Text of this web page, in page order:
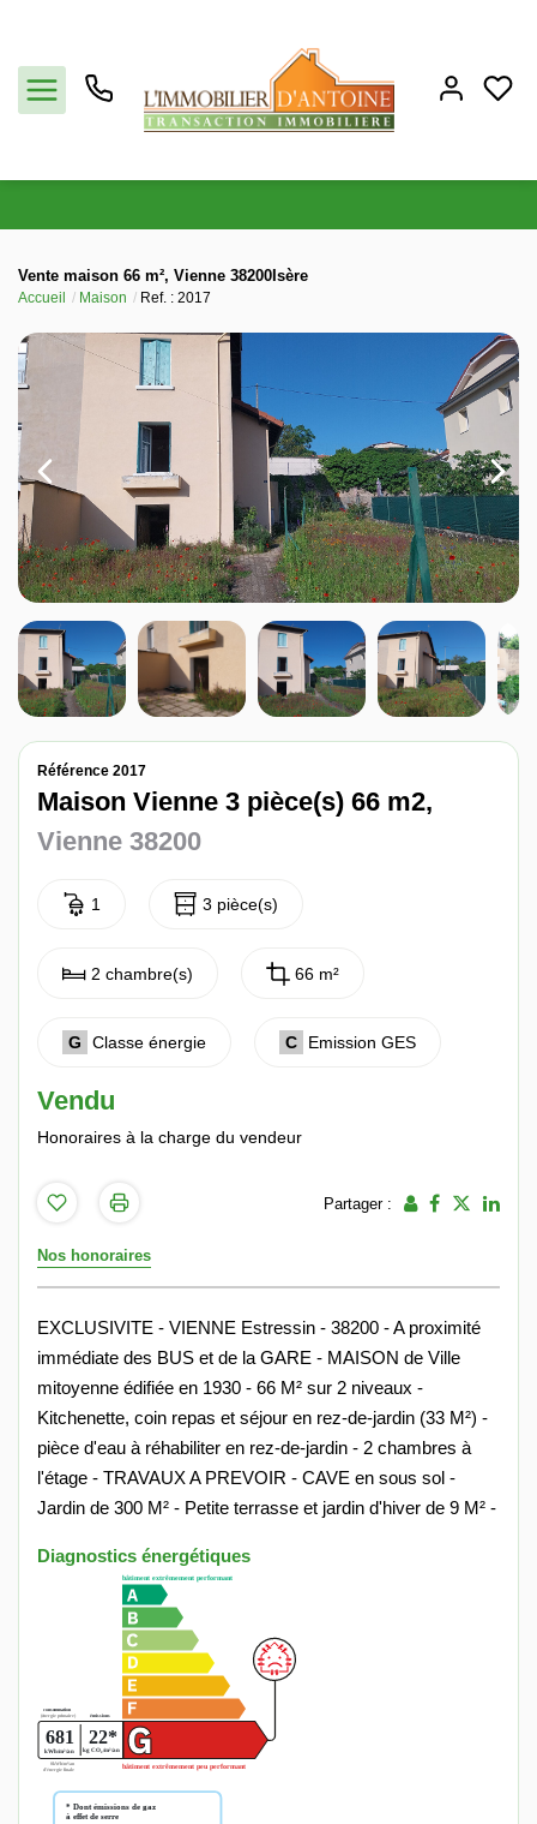
Vendre
Estimation
Notre agence
Partenaires
Nos avis
Contact
Vente maison 66 m², Vienne 38200Isère
Accueil Maison Ref. : 2017
Référence 2017
Maison Vienne 3 pièce(s) 66 m2,
Vienne 38200
1 3 pièce(s)
2 chambre(s) 66 m²
G Classe énergie C Emission GES
Vendu
Honoraires à la charge du vendeur
Partager :
Nos honoraires
EXCLUSIVITE - VIENNE Estressin - 38200 - A proximité
immédiate des BUS et de la GARE - MAISON de Ville
mitoyenne édifiée en 1930 - 66 M² sur 2 niveaux -
Kitchenette, coin repas et séjour en rez-de-jardin (33 M²) -
pièce d'eau à réhabiliter en rez-de-jardin - 2 chambres à
l'étage - TRAVAUX A PREVOIR - CAVE en sous sol -
Jardin de 300 M² - Petite terrasse et jardin d'hiver de 9 M² -
Diagnostics énergétiques